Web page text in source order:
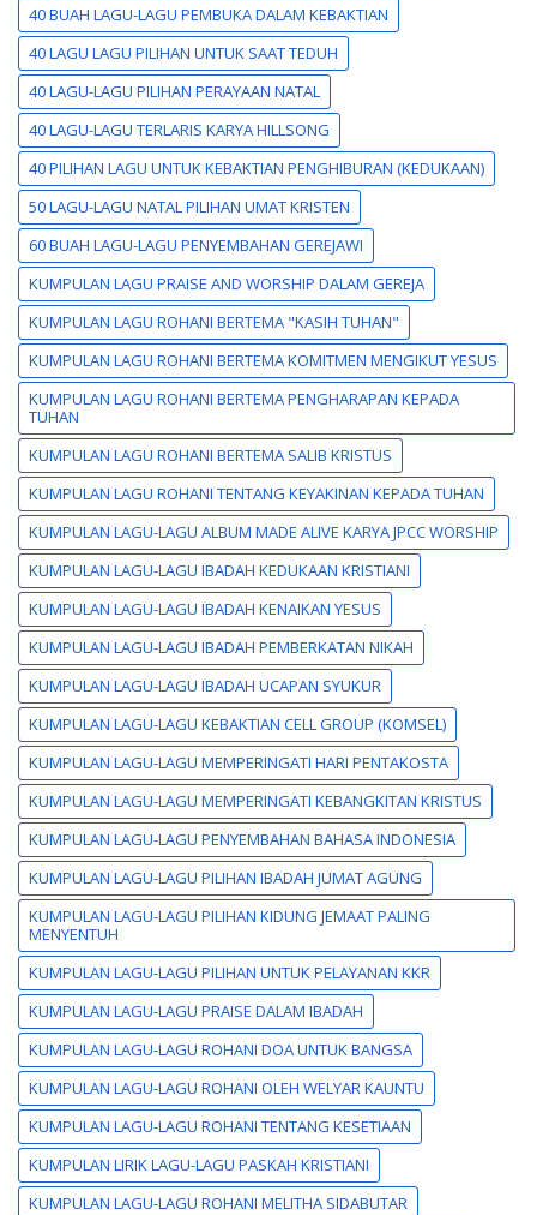
40 BUAH LAGU-LAGU PEMBUKA DALAM KEBAKTIAN
40 LAGU LAGU PILIHAN UNTUK SAAT TEDUH
40 LAGU-LAGU PILIHAN PERAYAAN NATAL
40 LAGU-LAGU TERLARIS KARYA HILLSONG
40 PILIHAN LAGU UNTUK KEBAKTIAN PENGHIBURAN (KEDUKAAN)
50 LAGU-LAGU NATAL PILIHAN UMAT KRISTEN
60 BUAH LAGU-LAGU PENYEMBAHAN GEREJAWI
KUMPULAN LAGU PRAISE AND WORSHIP DALAM GEREJA
KUMPULAN LAGU ROHANI BERTEMA "KASIH TUHAN"
KUMPULAN LAGU ROHANI BERTEMA KOMITMEN MENGIKUT YESUS
KUMPULAN LAGU ROHANI BERTEMA PENGHARAPAN KEPADA
TUHAN
KUMPULAN LAGU ROHANI BERTEMA SALIB KRISTUS
KUMPULAN LAGU ROHANI TENTANG KEYAKINAN KEPADA TUHAN
KUMPULAN LAGU-LAGU ALBUM MADE ALIVE KARYA JPCC WORSHIP
KUMPULAN LAGU-LAGU IBADAH KEDUKAAN KRISTIANI
KUMPULAN LAGU-LAGU IBADAH KENAIKAN YESUS
KUMPULAN LAGU-LAGU IBADAH PEMBERKATAN NIKAH
KUMPULAN LAGU-LAGU IBADAH UCAPAN SYUKUR
KUMPULAN LAGU-LAGU KEBAKTIAN CELL GROUP (KOMSEL)
KUMPULAN LAGU-LAGU MEMPERINGATI HARI PENTAKOSTA
KUMPULAN LAGU-LAGU MEMPERINGATI KEBANGKITAN KRISTUS
KUMPULAN LAGU-LAGU PENYEMBAHAN BAHASA INDONESIA
KUMPULAN LAGU-LAGU PILIHAN IBADAH JUMAT AGUNG
KUMPULAN LAGU-LAGU PILIHAN KIDUNG JEMAAT PALING
MENYENTUH
KUMPULAN LAGU-LAGU PILIHAN UNTUK PELAYANAN KKR
KUMPULAN LAGU-LAGU PRAISE DALAM IBADAH
KUMPULAN LAGU-LAGU ROHANI DOA UNTUK BANGSA
KUMPULAN LAGU-LAGU ROHANI OLEH WELYAR KAUNTU
KUMPULAN LAGU-LAGU ROHANI TENTANG KESETIAAN
KUMPULAN LIRIK LAGU-LAGU PASKAH KRISTIANI
KUMPULAN LAGU-LAGU ROHANI MELITHA SIDABUTAR